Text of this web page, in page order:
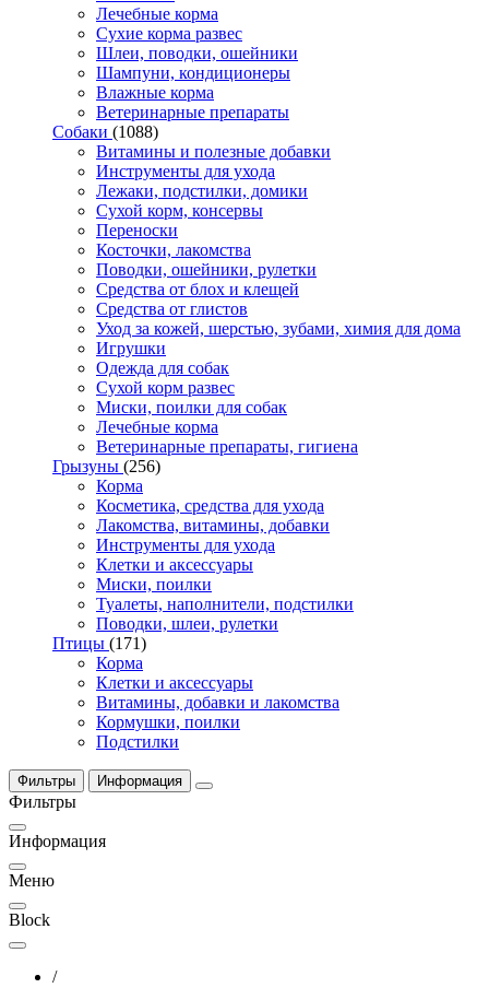
Лечебные корма
Сухие корма развес
Шлеи, поводки, ошейники
Шампуни, кондиционеры
Влажные корма
Ветеринарные препараты
Собаки (1088)
Витамины и полезные добавки
Инструменты для ухода
Лежаки, подстилки, домики
Сухой корм, консервы
Переноски
Косточки, лакомства
Поводки, ошейники, рулетки
Средства от блох и клещей
Средства от глистов
Уход за кожей, шерстью, зубами, химия для дома
Игрушки
Одежда для собак
Сухой корм развес
Миски, поилки для собак
Лечебные корма
Ветеринарные препараты, гигиена
Грызуны (256)
Корма
Косметика, средства для ухода
Лакомства, витамины, добавки
Инструменты для ухода
Клетки и аксессуары
Миски, поилки
Туалеты, наполнители, подстилки
Поводки, шлеи, рулетки
Птицы (171)
Корма
Клетки и аксессуары
Витамины, добавки и лакомства
Кормушки, поилки
Подстилки
Фильтры Информация
Фильтры
Информация
Меню
Block
/